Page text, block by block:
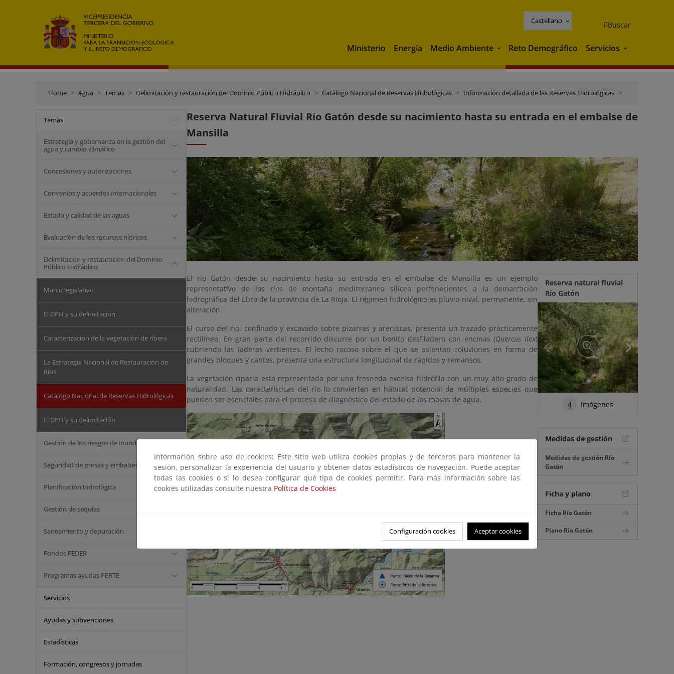
Castellano Buscar
Ministerio Energía Medio Ambiente Medio Ambiente
Reto Demográfico Servicios Servicios
Home Agua Temas Delimitación y restauración del Dominio Público Hidráulico Catálogo Nacional de Reservas Hidrológicas Información detallada de las Reservas Hidrológicas
Temas
Estrategia y gobernanza en la gestión del
agua y cambio climático
Concesiones y autorizaciones
Convenios y acuerdos internacionales
Estado y calidad de las aguas
Evaluación de los recursos hídricos
Delimitación y restauración del Dominio
Público Hidráulico
Marco legislativo
El DPH y su delimitación
Caracterización de la vegetación de ribera
La Estrategia Nacional de Restauración de
Ríos
Catálogo Nacional de Reservas Hidrológicas
El DPH y su delimitación
Gestión de los riesgos de inundación
Seguridad de presas y embalses
Planificación hidrológica
Gestión de sequías
Saneamiento y depuración
Fondos FEDER
Programas ayudas PERTE
Servicios
Ayudas y subvenciones
Estadísticas
Formación, congresos y jornadas
Reserva Natural Fluvial Río Gatón desde su nacimiento hasta su entrada en el embalse de
Mansilla
El río Gatón desde su nacimiento hasta su entrada en el embalse de Mansilla es un ejemplo
representativo de los ríos de montaña mediterránea silícea pertenecientes a la demarcación
hidrográfica del Ebro de la provincia de La Rioja. El régimen hidrológico es pluvio-nival, permanente, sin
alteración.
El curso del rio, confinado y excavado sobre pizarras y areniscas, presenta un trazado prácticamente
rectilíneo. En gran parte del recorrido discurre por un bonito desfiladero con encinas (Quercus ilex)
cubriendo las laderas vertientes. El lecho rocoso sobre el que se asientan coluviones en forma de
grandes bloques y cantos, presenta una estructura longitudinal de rápidos y remansos.
La vegetación riparia está representada por una fresneda excelsa hidrófila con un muy alto grado de
naturalidad. Las características del río lo convierten en hábitat potencial de múltiples especies que
pueden ser esenciales para el proceso de diagnóstico del estado de las masas de agua.
Reserva natural fluvial
Río Gatón
4 Imágenes
Medidas de gestión
Medidas de gestión Río
Gatón
Ficha y plano
Ficha Río Gatón
Plano Río Gatón
Información sobre uso de cookies: Este sitio web utiliza cookies propias y de terceros para mantener la
sesión, personalizar la experiencia del usuario y obtener datos estadísticos de navegación. Puede aceptar
todas las cookies o si lo desea configurar qué tipo de cookies permitir. Para más información sobre las
cookies utilizadas consulte nuestra Política de Cookies
Configuración cookies Aceptar cookies